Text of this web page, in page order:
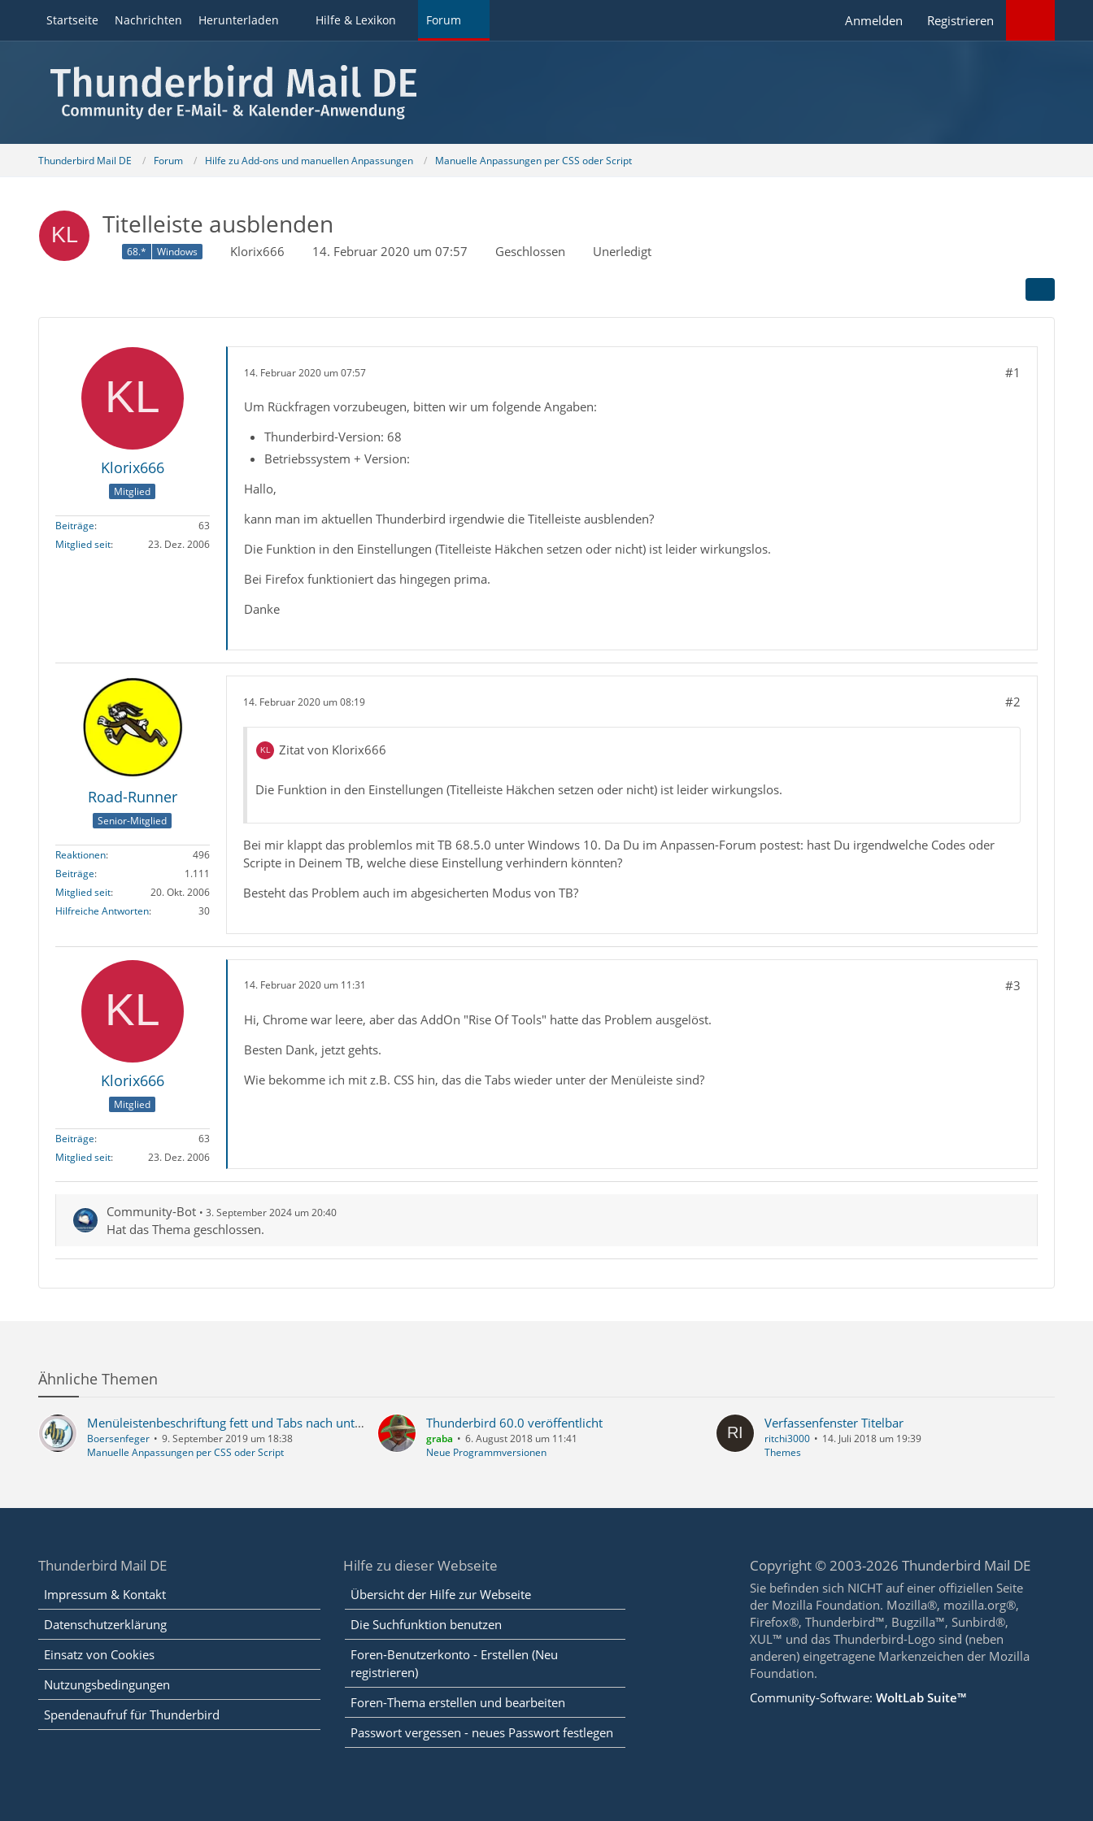
Startseite Nachrichten Herunterladen Hilfe & Lexikon Forum Anmelden Registrieren
Thunderbird Mail DE Forum Hilfe zu Add-ons und manuellen Anpassungen Manuelle Anpassungen per CSS oder Script
Titelleiste ausblenden
68.* Windows Klorix666 14. Februar 2020 um 07:57 Geschlossen Unerledigt
Klorix666
Mitglied
Beiträge
63
Mitglied seit
23. Dez. 2006
14. Februar 2020 um 07:57 #1
Um Rückfragen vorzubeugen, bitten wir um folgende Angaben:
Thunderbird-Version: 68
Betriebssystem + Version:
Hallo,
kann man im aktuellen Thunderbird irgendwie die Titelleiste ausblenden?
Die Funktion in den Einstellungen (Titelleiste Häkchen setzen oder nicht) ist leider wirkungslos.
Bei Firefox funktioniert das hingegen prima.
Danke
Road-Runner
Senior-Mitglied
Reaktionen
496
Beiträge
1.111
Mitglied seit
20. Okt. 2006
Hilfreiche Antworten
30
14. Februar 2020 um 08:19 #2
Zitat von Klorix666
Die Funktion in den Einstellungen (Titelleiste Häkchen setzen oder nicht) ist leider wirkungslos.
Bei mir klappt das problemlos mit TB 68.5.0 unter Windows 10. Da Du im Anpassen-Forum postest: hast Du irgendwelche Codes oder
Scripte in Deinem TB, welche diese Einstellung verhindern könnten?
Besteht das Problem auch im abgesicherten Modus von TB?
Klorix666
Mitglied
Beiträge
63
Mitglied seit
23. Dez. 2006
14. Februar 2020 um 11:31 #3
Hi, Chrome war leere, aber das AddOn "Rise Of Tools" hatte das Problem ausgelöst.
Besten Dank, jetzt gehts.
Wie bekomme ich mit z.B. CSS hin, das die Tabs wieder unter der Menüleiste sind?
Community-Bot 3. September 2024 um 20:40
Hat das Thema geschlossen.
Ähnliche Themen
Menüleistenbeschriftung fett und Tabs nach unten
Boersenfeger
9. September 2019 um 18:38
Manuelle Anpassungen per CSS oder Script
Thunderbird 60.0 veröffentlicht
graba
6. August 2018 um 11:41
Neue Programmversionen
Verfassenfenster Titelbar
ritchi3000
14. Juli 2018 um 19:39
Themes
Thunderbird Mail DE
Impressum & Kontakt
Datenschutzerklärung
Einsatz von Cookies
Nutzungsbedingungen
Spendenaufruf für Thunderbird
Hilfe zu dieser Webseite
Übersicht der Hilfe zur Webseite
Die Suchfunktion benutzen
Foren-Benutzerkonto - Erstellen (Neu
registrieren)
Foren-Thema erstellen und bearbeiten
Passwort vergessen - neues Passwort festlegen
Copyright © 2003-2026 Thunderbird Mail DE
Sie befinden sich NICHT auf einer offiziellen Seite
der Mozilla Foundation. Mozilla®, mozilla.org®,
Firefox®, Thunderbird™, Bugzilla™, Sunbird®,
XUL™ und das Thunderbird-Logo sind (neben
anderen) eingetragene Markenzeichen der Mozilla
Foundation.
Community-Software:WoltLab Suite™